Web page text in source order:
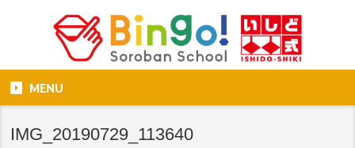
MENU
IMG_20190729_113640